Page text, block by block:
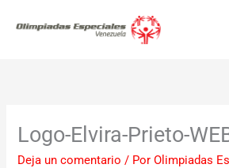
Logo-Elvira-Prieto-
Deja un comentario / PorOlimpiadas